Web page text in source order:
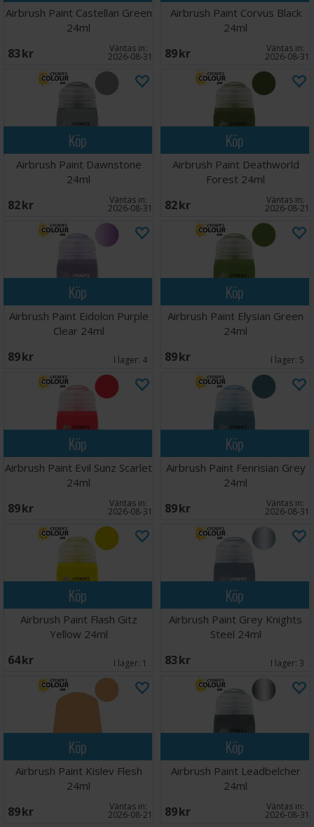
Airbrush Paint Castellan Green
24ml
83 SEK Väntas in:
2026-08-31
Airbrush Paint Corvus Black
24ml
89 SEK Väntas in:
2026-08-31
Köp
Airbrush Paint Dawnstone
24ml
82 SEK Väntas in:
2026-08-31
Köp
Airbrush Paint Deathworld
Forest 24ml
82 SEK Väntas in:
2026-08-21
Köp
Airbrush Paint Eidolon Purple
Clear 24ml
89 SEK I lager: 4
Köp
Airbrush Paint Elysian Green
24ml
89 SEK I lager: 5
Köp
Airbrush Paint Evil Sunz Scarlet
24ml
89 SEK Väntas in:
2026-08-31
Köp
Airbrush Paint Fenrisian Grey
24ml
89 SEK Väntas in:
2026-08-31
Köp
Airbrush Paint Flash Gitz
Yellow 24ml
64 SEK I lager: 1
Köp
Airbrush Paint Grey Knights
Steel 24ml
83 SEK I lager: 3
Köp
Airbrush Paint Kislev Flesh
24ml
89 SEK Väntas in:
2026-08-21
Köp
Airbrush Paint Leadbelcher
24ml
89 SEK Väntas in:
2026-08-31